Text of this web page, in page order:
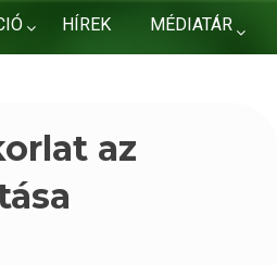
HÍREK MÉDIATÁR
az